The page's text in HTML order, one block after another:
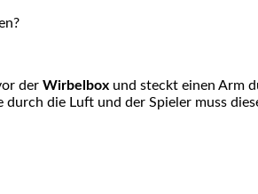
der Wirbelbox und steckt einen Arm
durch die Luft und der Spieler muss